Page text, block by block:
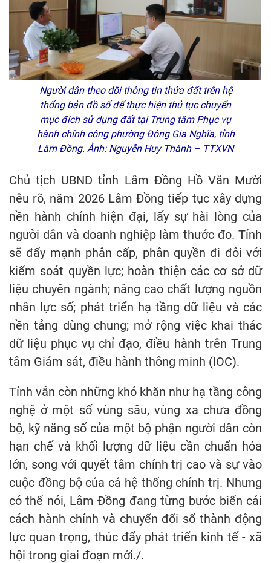
Người dân theo dõi thông tin thửa đất trên hệ
thống bản đồ số để thực hiện thủ tục chuyển
mục đích sử dụng đất tại Trung tâm Phục vụ
hành chính công phường Đông Gia Nghĩa, tỉnh
Lâm Đồng. Ảnh: Nguyễn Huy Thành – TTXVN
Chủ tịch UBND tỉnh Lâm Đồng Hồ Văn Mười
nêu rõ, năm 2026 Lâm Đồng tiếp tục xây dựng
nền hành chính hiện đại, lấy sự hài lòng của
người dân và doanh nghiệp làm thước đo. Tỉnh
sẽ đẩy mạnh phân cấp, phân quyền đi đôi với
kiểm soát quyền lực; hoàn thiện các cơ sở dữ
liệu chuyên ngành; nâng cao chất lượng nguồn
nhân lực số; phát triển hạ tầng dữ liệu và các
nền tảng dùng chung; mở rộng việc khai thác
dữ liệu phục vụ chỉ đạo, điều hành trên Trung
tâm Giám sát, điều hành thông minh (IOC).
Tỉnh vẫn còn những khó khăn như hạ tầng công
nghệ ở một số vùng sâu, vùng xa chưa đồng
bộ, kỹ năng số của một bộ phận người dân còn
hạn chế và khối lượng dữ liệu cần chuẩn hóa
lớn, song với quyết tâm chính trị cao và sự vào
cuộc đồng bộ của cả hệ thống chính trị. Nhưng
có thể nói, Lâm Đồng đang từng bước biến cải
cách hành chính và chuyển đổi số thành động
lực quan trọng, thúc đẩy phát triển kinh tế - xã
hội trong giai đoạn mới./.